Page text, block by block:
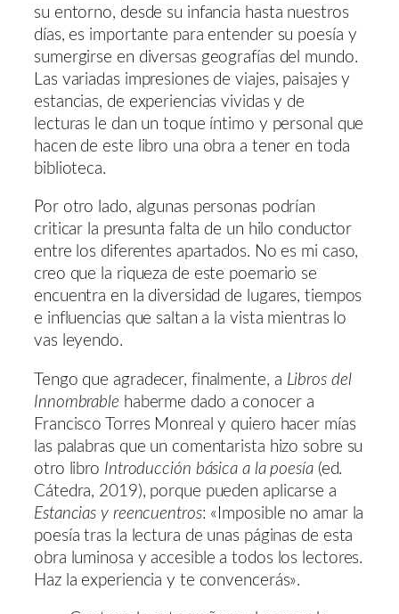
su entorno, desde su infancia hasta nuestros
días, es importante para entender su poesía y
sumergirse en diversas geografías del mundo.
Las variadas impresiones de viajes, paisajes y
estancias, de experiencias vividas y de
lecturas le dan un toque íntimo y personal que
hacen de este libro una obra a tener en toda
biblioteca.
Por otro lado, algunas personas podrían
criticar la presunta falta de un hilo conductor
entre los diferentes apartados. No es mi caso,
creo que la riqueza de este poemario se
encuentra en la diversidad de lugares, tiempos
e influencias que saltan a la vista mientras lo
vas leyendo.
Tengo que agradecer, finalmente, a Libros del
Innombrable haberme dado a conocer a
Francisco Torres Monreal y quiero hacer mías
las palabras que un comentarista hizo sobre su
otro libro Introducción básica a la poesía(ed.
Cátedra, 2019), porque pueden aplicarse a
Estancias y reencuentros: «Imposible no amar la
poesía tras la lectura de unas páginas de esta
obra luminosa y accesible a todos los lectores.
Haz la experiencia y te convencerás».